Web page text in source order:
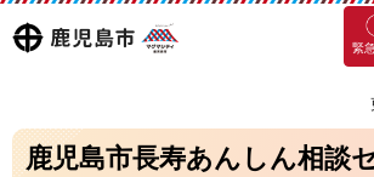
鹿児島
マグ
マシ
緊
鹿児島市長寿あんしん相談